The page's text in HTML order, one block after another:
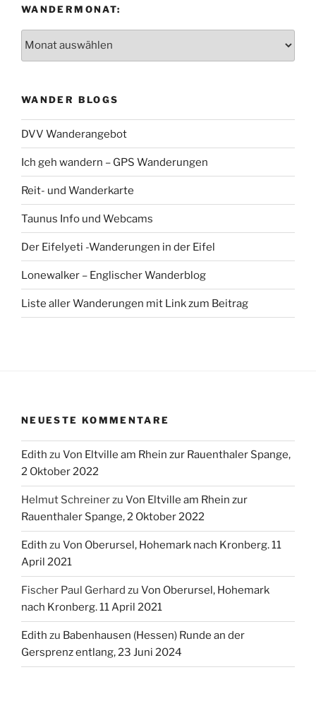
WANDERMONAT:
WANDER BLOGS
DVV Wanderangebot
Ich geh wandern – GPS Wanderungen
Reit- und Wanderkarte
Taunus Info und Webcams
Der Eifelyeti -Wanderungen in der Eifel
Lonewalker – Englischer Wanderblog
Liste aller Wanderungen mit Link zum Beitrag
NEUESTE KOMMENTARE
Edith zu Von Eltville am Rhein zur Rauenthaler Spange,
2 Oktober 2022
Helmut Schreinerzu Von Eltville am Rhein zur
Rauenthaler Spange, 2 Oktober 2022
Edith zu Von Oberursel, Hohemark nach Kronberg. 11
April 2021
Fischer Paul Gerhard zu Von Oberursel, Hohemark
nach Kronberg. 11 April 2021
Edith zu Babenhausen (Hessen) Runde an der
Gersprenz entlang, 23 Juni 2024